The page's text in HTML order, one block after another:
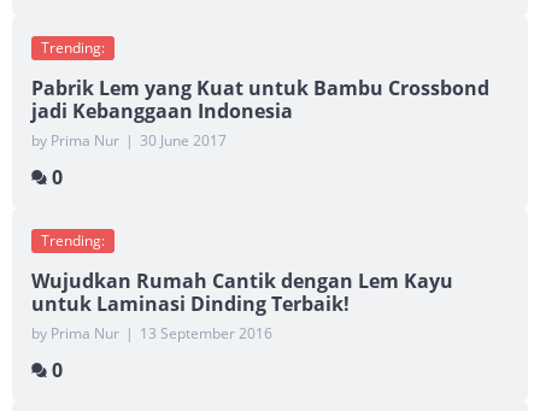
Trending:
Pabrik Lem yang Kuat untuk Bambu Crossbond
jadi Kebanggaan Indonesia
by Prima Nur | 30 June 2017
0
Trending:
Wujudkan Rumah Cantik dengan Lem Kayu
untuk Laminasi Dinding Terbaik!
by Prima Nur | 13 September 2016
0